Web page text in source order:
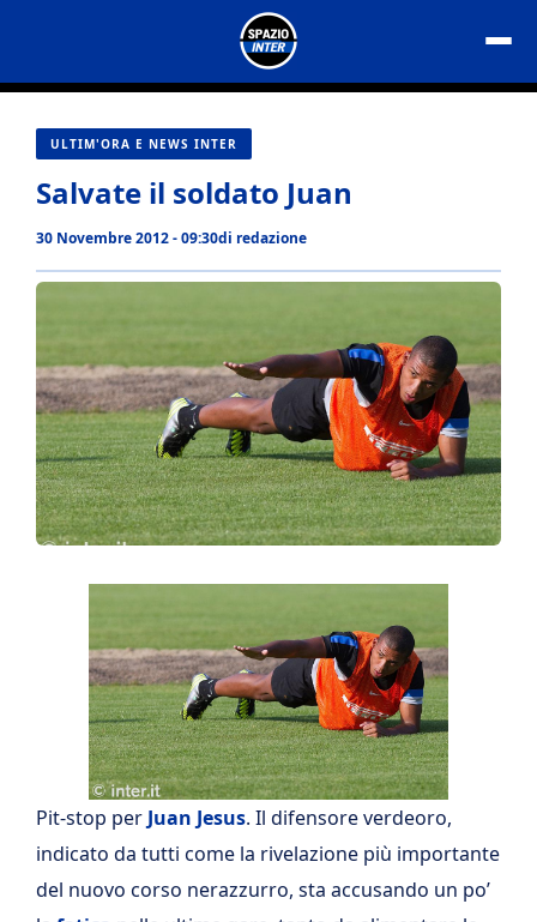
contenuto
ULTIM'ORA E NEWS INTER
Salvate il soldato Juan
30 Novembre 2012 - 09:30di redazione
Pit-stop per Juan Jesus. Il difensore verdeoro,
indicato da tutti come la rivelazione più importante
del nuovo corso nerazzurro, sta accusando un po’